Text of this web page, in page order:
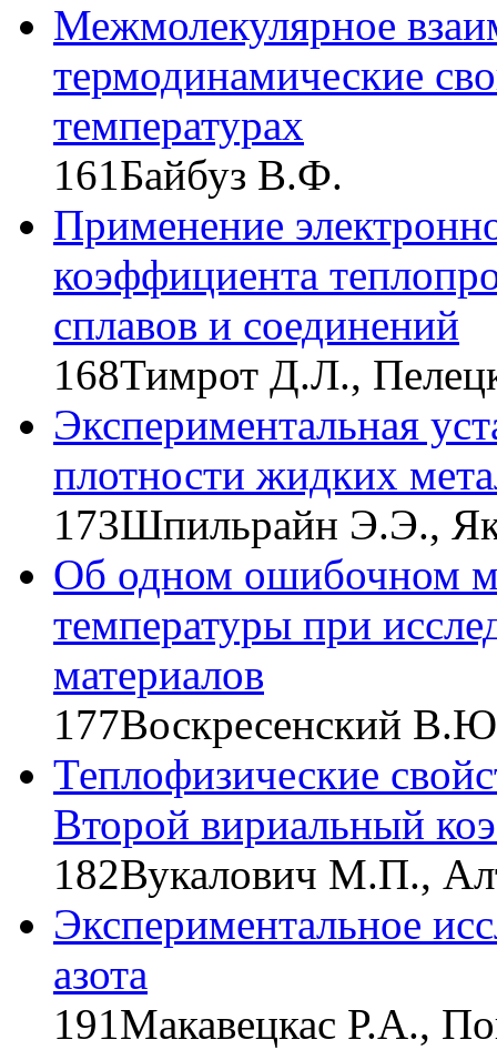
Межмолекулярное
термодинамические
температурах
161Байбуз В.Ф.
Применение
коэффициента
сплавов и соединений
168Тимрот Д.Л.,
Экспериментальная
плотности жидких
173Шпильрайн Э.Э.,
Об одном ошибочном
температуры при
материалов
177Воскресенский
Теплофизические
Второй вириальный
182Вукалович М.П.,
Экспериментальное
азота
191Макавецкас Р.А.,